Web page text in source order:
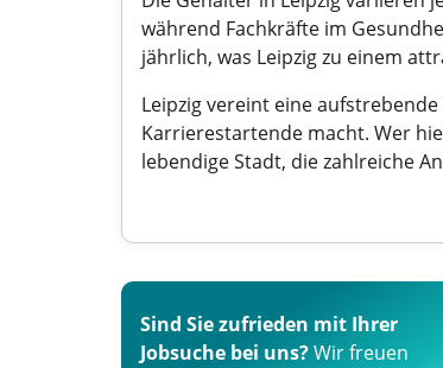
während Fachkräfte im
jährlich, was Leipzig zu einem
Leipzig vereint eine
Karrierestartende macht. Wer
lebendige Stadt, die zahlreiche
Sind Sie zufrieden mit Ihrer
Jobsuche bei uns?Wir freuen